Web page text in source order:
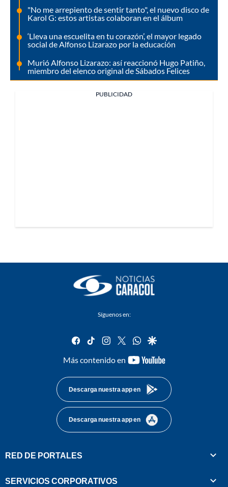
"No me arrepiento de sentir tanto", el nuevo disco de
Karol G: estos artistas colaboran en el álbum
‘Lleva una escuelita en tu corazón’, el mayor legado
social de Alfonso Lizarazo por la educación
Murió Alfonso Lizarazo: así reaccionó Hugo Patiño,
miembro del elenco original de Sábados Felices
PUBLICIDAD
Síguenos en:
facebook
tiktok instagram
twitterwhatsapp
google
Más contenido en
youtube-
Descarga nuestra app en
Descarga nuestra app en
RED DE PORTALES
SERVICIOS CORPORATIVOS